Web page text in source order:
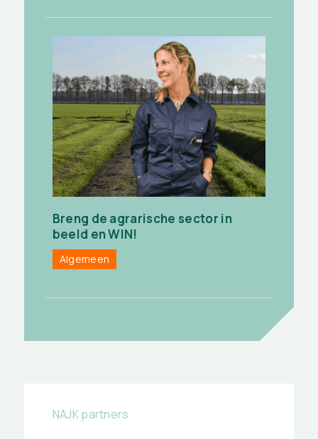
Breng de agrarische sector in
beeld en WIN!
Algemeen
NAJK partners